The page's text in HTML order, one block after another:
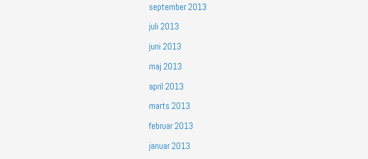
september 2013
juli 2013
juni 2013
maj 2013
april 2013
marts 2013
februar 2013
januar 2013